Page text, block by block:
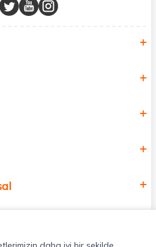
her şey burada!
için bize katılın!